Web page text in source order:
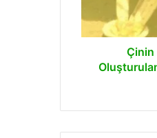
Sorunlara
Yol
Çinin